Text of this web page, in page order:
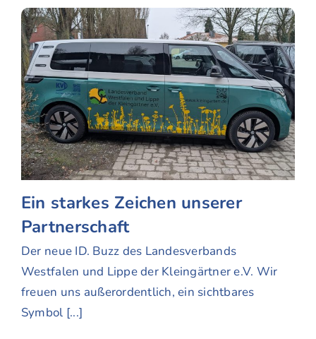
Ein starkes Zeichen unserer
Partnerschaft
Der neue ID. Buzz des Landesverbands
Westfalen und Lippe der Kleingärtner e.V. Wir
freuen uns außerordentlich, ein sichtbares
Symbol [...]